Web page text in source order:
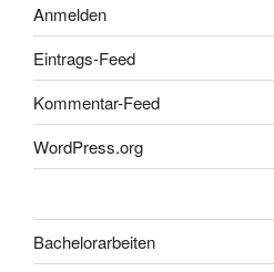
Anmelden
Eintrags-Feed
Kommentar-Feed
WordPress.org
Bachelorarbeiten